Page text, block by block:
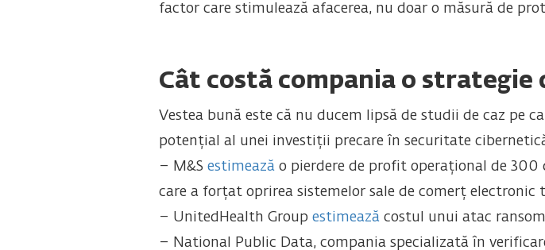
factor care stimulează afacerea, nu doar o măsură de
Cât costă compania o
Vestea bună este că nu ducem lipsă de studii de caz pe
potențial al unei investiții precare în securitate
– M&S estimează o pierdere de profit operațional de
care a forțat oprirea sistemelor sale de comerț electronic
– UnitedHealth Group estimeazăcostul unui atac
– National Public Data, compania specializată în